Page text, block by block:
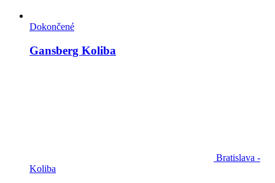
Dokončené
Gansberg Koliba
Bratislava -
Koliba